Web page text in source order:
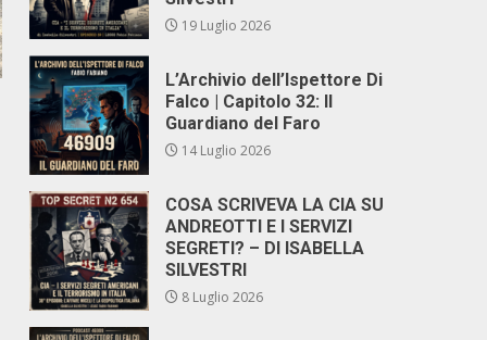
19 Luglio 2026
L’Archivio dell’Ispettore Di
Falco | Capitolo 32: Il
Guardiano del Faro
14 Luglio 2026
COSA SCRIVEVA LA CIA SU
ANDREOTTI E I SERVIZI
SEGRETI? – DI ISABELLA
SILVESTRI
8 Luglio 2026